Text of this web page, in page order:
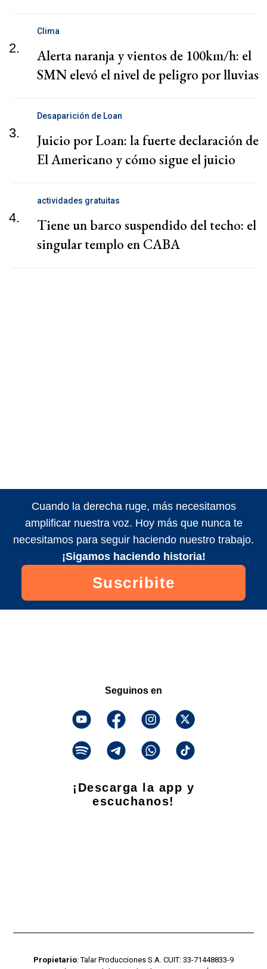
2.
Clima
Alerta naranja y vientos de 100km/h: el
SMN elevó el nivel de peligro por lluvias
3.
Desaparición de Loan
Juicio por Loan: la fuerte declaración de
El Americano y cómo sigue el juicio
4.
actividades gratuitas
Tiene un barco suspendido del techo: el
singular templo en CABA
Cuando la derecha ruge, más necesitamos
amplificar nuestra voz. Hoy más que nunca te
necesitamos para seguir haciendo nuestro trabajo.
¡Sigamos haciendo historia!
Suscribite
Seguinos en
¡Descarga la app y
escuchanos!
Propietario: Talar Producciones S.A. CUIT: 33-71448833-9